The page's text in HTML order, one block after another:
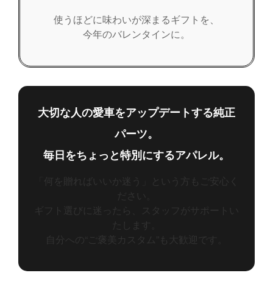
使うほどに味わいが深まるギフトを、
今年のバレンタインに。
大切な人の愛車をアップデートする純正
パーツ。
毎日をちょっと特別にするアパレル。
「何を贈ればいいか迷う」という方もご安心く
ださい。
ギフト選びに迷ったら、スタッフがサポートい
たします。
自分への“ご褒美カスタム”も大歓迎です。